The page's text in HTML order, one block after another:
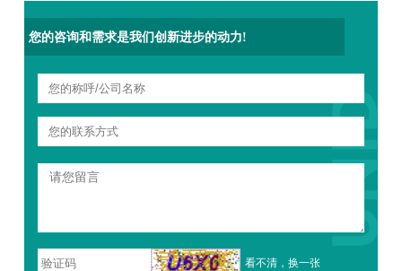
您的咨询和需求是我们创新进步的动力!
看不清，换一张